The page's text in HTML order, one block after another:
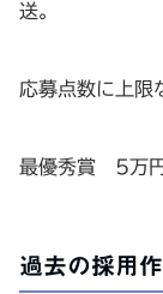
送。
応募点数に上限
最優秀賞 5万円
過去の採用